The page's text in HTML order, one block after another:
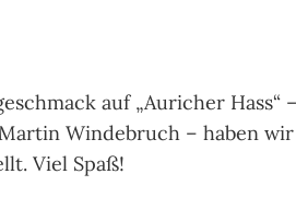
auf „Auricher Hass“
Windebruch – haben wir
Viel Spaß!